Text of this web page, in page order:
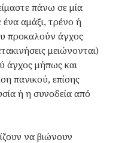
πάνω σε μία
αμάξι, τρένο ή
προκαλούν άγχος
μειώνονται)
άγχος μήπως και
πανικού, επίσης
ή η συνοδεία από
να βιώνουν